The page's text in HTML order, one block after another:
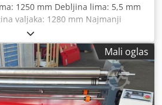
1250 mm Debljina lima: 5,5 mm
valjaka: 1280 mm Najmanji
gornjeg valjka: 140 mm Težina:
V): 2.020 x 900 x 1.200 mm
oprema: - Centralni
motorom, cirkulacionim
preko zupčanika - Bočno
- Glavni motor sa kočionim
Mali oglas